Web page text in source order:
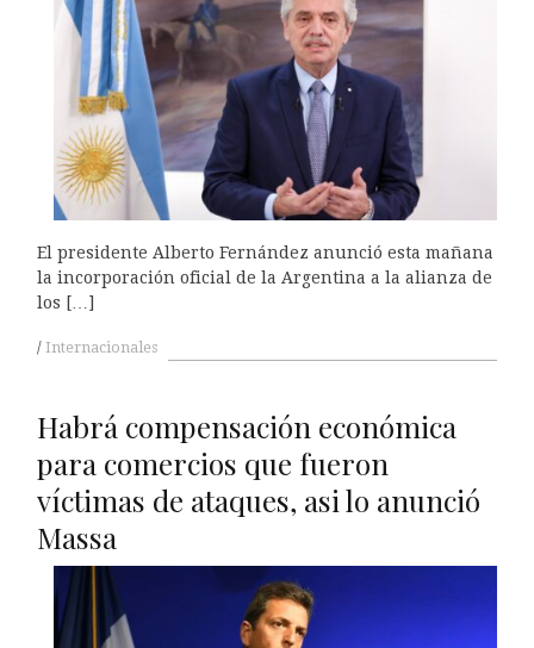
El presidente Alberto Fernández anunció esta mañana
la incorporación oficial de la Argentina a la alianza de
los […]
Internacionales
Habrá compensación económica
para comercios que fueron
víctimas de ataques, asi lo anunció
Massa